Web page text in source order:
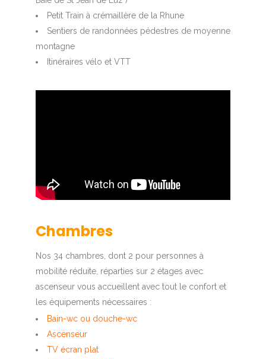
Petit Train à crémaillère de la Rhune
Sentiers de randonnées pédestres de moyenne
montagne
Itinéraires vélo et VTT
Chambres
Nos 34 chambres, dont 2 pour personnes à
mobilité réduite, réparties sur 2 étages avec
ascenseur vous accueillent avec tout le confort et
les équipements nécessaires :
Bain-wc ou douche-wc
Ascenseur
TV écran plat